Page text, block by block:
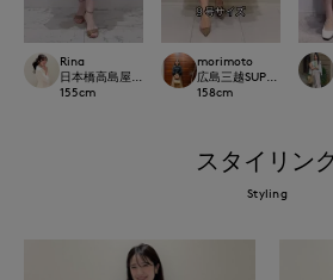
Rina
日本橋高島屋M Maglie le cassetto
155cm
morimoto
広島三越
158cm
スタイリン
Styling